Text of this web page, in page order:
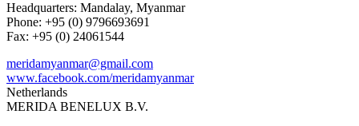
Headquarters: Mandalay, Myanmar
Phone: +95 (0) 9796693691
Fax: +95 (0) 24061544
meridamyanmar@gmail.com
www.facebook.com/meridamyanmar
Netherlands
MERIDA BENELUX B.V.